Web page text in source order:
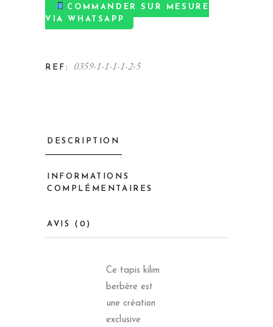
COMMANDER SUR MESURE
VIA WHATSAPP
REF: 0359-1-1-1-1-2-5
DESCRIPTION
INFORMATIONS
COMPLÉMENTAIRES
AVIS (0)
Ce tapis kilim
berbère est
une création
exclusive